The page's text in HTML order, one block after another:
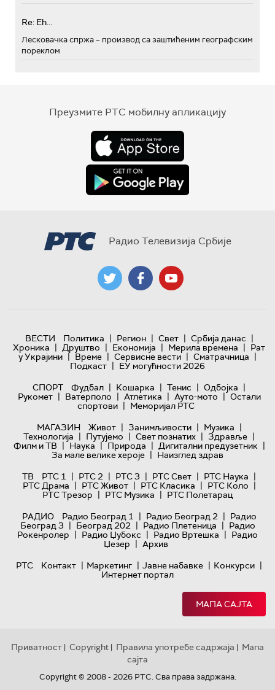
Re: Eh...
Лесковачка спржа – производ са заштићеним географским
пореклом
Преузмите РТС мобилну апликацију
Радио Телевизија Србије
ВЕСТИ Политика | Регион | Свет | Србија данас |
Хроника | Друштво | Економија | Мерила времена | Рат
у Украјини | Време | Сервисне вести | Сматрачница |
Подкаст | ЕУ могућности 2026
СПОРТ
Фудбал | Кошарка | Тенис | Одбојка |
Рукомет | Ватерполо | Атлетика | Ауто-мото | Остали
спортови | Меморијал РТС
МАГАЗИН
Живот | Занимљивости | Музика |
Технологијa | Путујемо | Свет познатих | Здравље |
Филм и ТВ | Наука | Природа | Дигитални предузетник |
За мале велике хероје | Наизглед здрав
ТВ
РТС 1 | РТС 2 | РТС 3 | РТС Свет | РТС Наука |
РТС Драма | РТС Живот | РТС Класика | РТС Коло |
РТС Трезор | РТС Музика | РТС Полетарац
РАДИО
Радио Београд 1 | Радио Београд 2 | Радио
Београд 3 | Београд 202 | Радио Плетеница | Радио
Рокенролер | Радио Џубокс | Радио Вртешка | Радио
Џезер | Архив
РТС
Контакт | Маркетинг | Јавне набавке | Конкурси |
Интернет портал
МАПА САЈТА
Приватност | Copyright | Правила употребе садржаја | Мапа
сајта
Copyright © 2008 - 2026 РТС. Сва права задржана.